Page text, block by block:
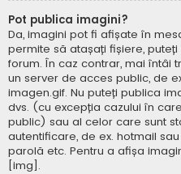
Pot publica imagini?
Da, imagini pot fi afișate în
permite să atașați fișiere,
forum. În caz contrar, mai întâi
un server de acces public, de
imagen.gif. Nu puteți publica
dvs. (cu excepția cazului în
public) sau al celor care sunt
autentificare, de ex. hotmail
parolă etc. Pentru a afișa
[img].